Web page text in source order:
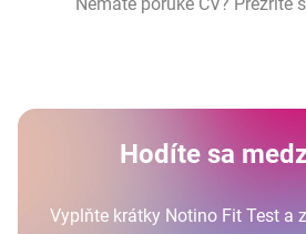
Hodíte sa
Vyplňte krátky Notino Fit Test a